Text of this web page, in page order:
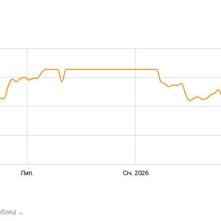
Лип. Січ. 2026
→